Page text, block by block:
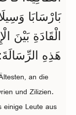
بَارْسَابَا
هَذِهِ الرِّسَالَةَ:
an die
und Zilizien.
Leute aus